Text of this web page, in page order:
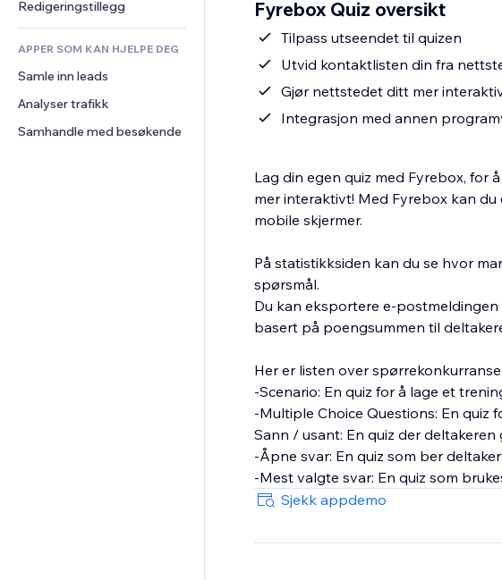
Søk
Vær
Diagrammer og tabeller
Anmeldelser og
Redigeringstillegg
APPER SOM KAN HJELPE DEG
Samle inn leads
Analyser trafikk
Samhandle med besøkende
Fyrebox Quiz oversikt
Tilpass utseendet til quizen
Utvid kontaktlisten din fra
Gjør nettstedet ditt mer
Integrasjon med annen
Lag din egen quiz med Fyrebox,
mer interaktivt! Med Fyrebox kan
mobile skjermer.
På statistikksiden kan du se hvor
spørsmål.
Du kan eksportere e-
basert på poengsummen til
Her er listen over
-Scenario: En quiz for å lage et
-Multiple Choice Questions: En quiz
Sann / usant: En quiz der
-Åpne svar: En quiz som ber
-Mest valgte svar: En quiz som
Sjekk appdemo